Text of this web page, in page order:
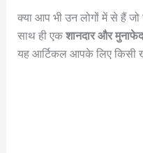
क्या आप भी उन लोगों में से हैं
साथ ही एकशानदार और
यह आर्टिकल आपके लिए किसी